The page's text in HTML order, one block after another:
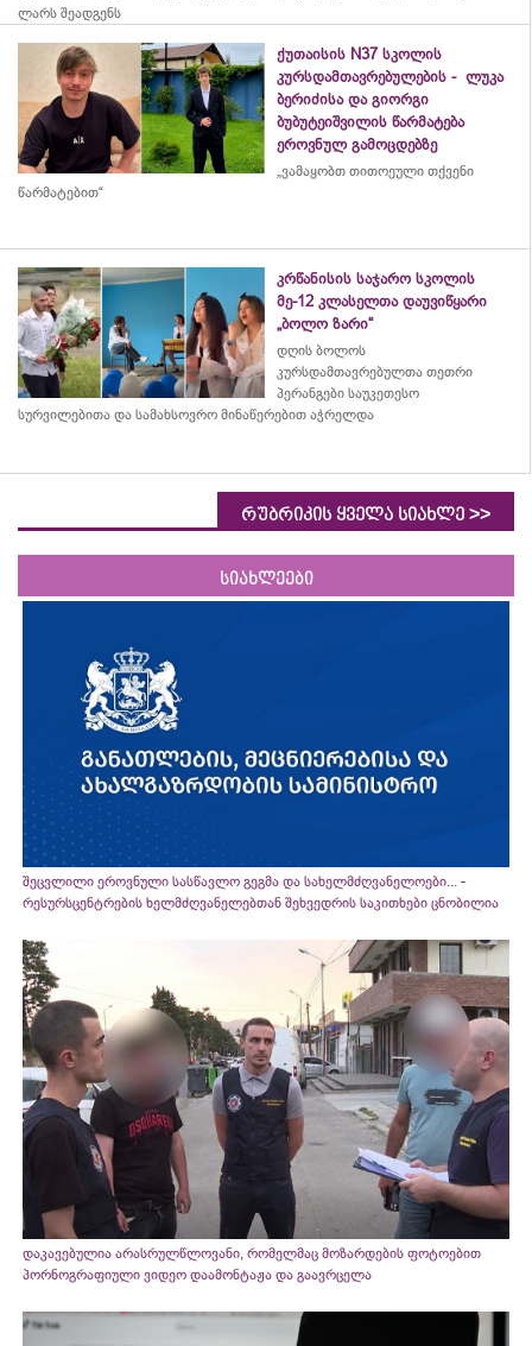
ლარს შეადგენს
ქუთაისის N37 სკოლის
კურსდამთავრებულების - ლუკა
ბერიძისა და გიორგი
ბუბუტეიშვილის წარმატება
ეროვნულ გამოცდებზე
„ვამაყობთ თითოეული თქვენი
წარმატებით“
კრწანისის საჯარო სკოლის
მე-12 კლასელთა დაუვიწყარი
„ბოლო ზარი“
დღის ბოლოს
კურსდამთავრებულთა თეთრი
პერანგები საუკეთესო
სურვილებითა და სამახსოვრო მინაწერებით აჭრელდა
რუბრიკის ყველა სიახლე >>
სიახლეები
შეცვლილი ეროვნული სასწავლო გეგმა და სახელმძღვანელოები... -
რესურსცენტრების ხელმძღვანელებთან შეხვედრის საკითხები ცნობილია
დაკავებულია არასრულწლოვანი, რომელმაც მოზარდების ფოტოებით
პორნოგრაფიული ვიდეო დაამონტაჟა და გაავრცელა